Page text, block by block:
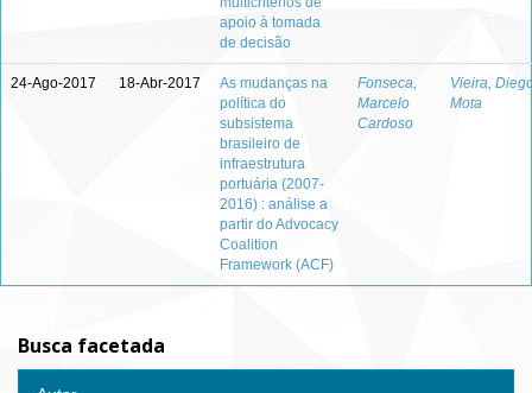
apoio à tomada
de decisão
24-Ago-2017 18-Abr-2017
As mudanças na
política do
subsistema
brasileiro de
infraestrutura
portuária (2007-
2016) : análise a
partir do Advocacy
Coalition
Framework (ACF)
Fonseca,
Marcelo
Cardoso
Vieira,
Mota
Busca facetada